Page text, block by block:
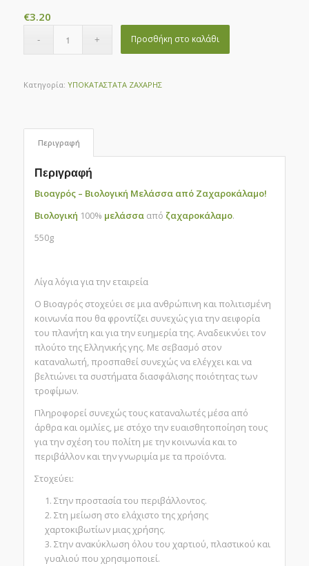
€3.20
Προσθήκη στο καλάθι
Κατηγορία: ΥΠΟΚΑΤΑΣΤΑΤΑ ΖΑΧΑΡΗΣ
Περιγραφή
Περιγραφή
Βιοαγρός – Βιολογική Μελάσσα από Ζαχαροκάλαμο!
Βιολογική 100% μελάσσααπό ζαχαροκάλαμο.
550g
Λίγα λόγια για την εταιρεία
Ο Βιοαγρός στοχεύει σε μια ανθρώπινη και πολιτισμένη
κοινωνία που θα φροντίζει συνεχώς για την αειφορία
του πλανήτη και για την ευημερία της. Αναδεικνύει τον
πλούτο της Ελληνικής γης. Με σεβασμό στον
καταναλωτή, προσπαθεί συνεχώς να ελέγχει και να
βελτιώνει τα συστήματα διασφάλισης ποιότητας των
τροφίμων.
Πληροφορεί συνεχώς τους καταναλωτές μέσα από
άρθρα και ομιλίες, με στόχο την ευαισθητοποίηση τους
για την σχέση του πολίτη με την κοινωνία και το
περιβάλλον και την γνωριμία με τα προϊόντα.
Στοχεύει:
Στην προστασία του περιβάλλοντος.
Στη μείωση στο ελάχιστο της χρήσης
χαρτοκιβωτίων μιας χρήσης.
Στην ανακύκλωση όλου του χαρτιού, πλαστικού και
γυαλιού που χρησιμοποιεί.